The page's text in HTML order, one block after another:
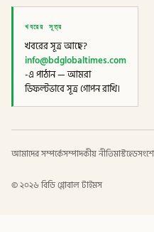
খবরের সূত্র
খবরের সূত্র আছে?
info@bdglobaltimes.com
-এ পাঠান — আমরা
ডিফল্টভাবে সূত্র গোপন রাখি।
আমাদের সম্পর্কেসম্পাদকীয় নীতিমাস্টহেড
©২০২৬ বিডি গ্লোবাল টাইমস